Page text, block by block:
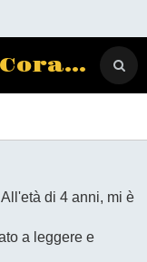
Emigrazione - Corato
di 4 anni, mi è
a leggere e